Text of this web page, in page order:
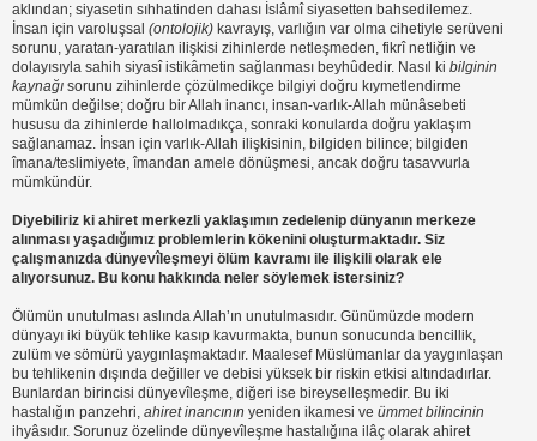
aklından; siyasetin sıhhatinden dahası İslâmî siyasetten bahsedilemez.
İnsan için varoluşsal (ontolojik) kavrayış, varlığın var olma cihetiyle serüveni
sorunu, yaratan-yaratılan ilişkisi zihinlerde netleşmeden, fikrî netliğin ve
dolayısıyla sahih siyasî istikâmetin sağlanması beyhûdedir. Nasıl ki bilginin
kaynağı sorunu zihinlerde çözülmedikçe bilgiyi doğru kıymetlendirme
mümkün değilse; doğru bir Allah inancı, insan-varlık-Allah münâsebeti
hususu da zihinlerde hallolmadıkça, sonraki konularda doğru yaklaşım
sağlanamaz. İnsan için varlık-Allah ilişkisinin, bilgiden bilince; bilgiden
îmana/teslimiyete, îmandan amele dönüşmesi, ancak doğru tasavvurla
mümkündür.
Diyebiliriz ki ahiret merkezli yaklaşımın zedelenip dünyanın merkeze
alınması yaşadığımız problemlerin kökenini oluşturmaktadır. Siz
çalışmanızda dünyevîleşmeyi ölüm kavramı ile ilişkili olarak ele
alıyorsunuz. Bu konu hakkında neler söylemek istersiniz?
Ölümün unutulması aslında Allah’ın unutulmasıdır. Günümüzde modern
dünyayı iki büyük tehlike kasıp kavurmakta, bunun sonucunda bencillik,
zulüm ve sömürü yaygınlaşmaktadır. Maalesef Müslümanlar da yaygınlaşan
bu tehlikenin dışında değiller ve debisi yüksek bir riskin etkisi altındadırlar.
Bunlardan birincisi dünyevîleşme, diğeri ise bireyselleşmedir. Bu iki
hastalığın panzehri, ahiret inancının yeniden ikamesi ve ümmet bilincinin
ihyâsıdır. Sorunuz özelinde dünyevîleşme hastalığına ilâç olarak ahiret